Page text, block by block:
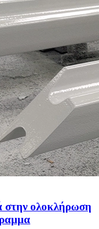
ολοκλήρωση